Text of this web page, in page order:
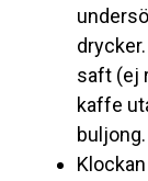
saft (ej
kaffe
buljong.